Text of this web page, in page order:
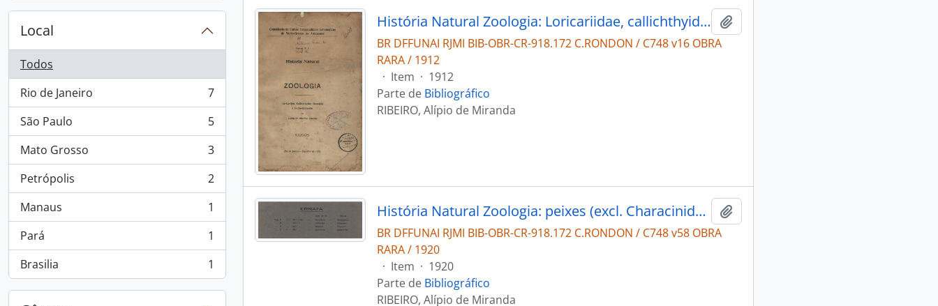
Local
Todos
Rio de Janeiro
, 7 resultados
7
São Paulo
, 5 resultados
5
Mato Grosso
, 3 resultados
3
Petrópolis
, 2 resultados
2
Manaus
, 1 resultados
1
Pará
, 1 resultados
1
Brasilia
, 1 resultados 1
História Natural Zoologia: Loricariidae, callichthyidae, doradidae e trichomycteridae.
BR DFFUNAI RJMI BIB-OBR-CR-918.172 C.RONDON / C748 v16 OBRA
RARA / 1912
· Item · 1912
Parte de Bibliográfico
RIBEIRO, Alípio de Miranda
História Natural Zoologia: peixes (excl. Characinidae).
BR DFFUNAI RJMI BIB-OBR-CR-918.172 C.RONDON / C748 v58 OBRA
RARA / 1920
· Item · 1920
Parte de Bibliográfico
RIBEIRO, Alípio de Miranda